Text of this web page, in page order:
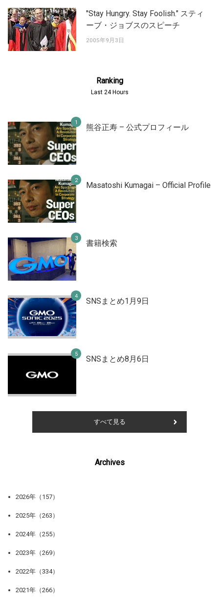
"Stay Hungry. Stay Foolish." スティ
ーブ・ジョブスのスピーチ
2005年9月3日
Ranking
Last 24 Hours
熊谷正寿 – 公式プロフィール
Masatoshi Kumagai – Official Profile
書籍検索
SNSまとめ1月9日
SNSまとめ8月6日
すべて見る
Archives
2026年（157）
2025年（263）
2024年（255）
2023年（269）
2022年（334）
2021年（266）